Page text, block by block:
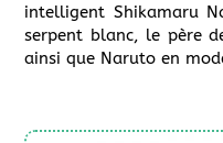
intelligent Shikamaru
serpent blanc, le père
ainsi que Naruto en